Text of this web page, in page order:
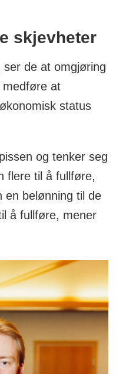
skjevheter
de at omgjøring
medføre at
status
og tenker seg
flere til å fullføre,
en belønning til de
å fullføre, mener